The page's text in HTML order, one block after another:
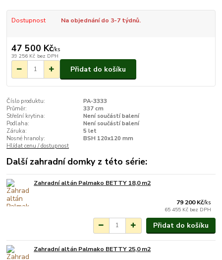
Dostupnost Na objednání do 3-7 týdnů.
47 500 Kč/ks
39 256 Kč bez DPH
Přidat do košíku
Číslo produktu:
PA-3333
Průměr:
337 cm
Střešní krytina:
Není součástí balení
Podlaha:
Není součástí balení
Záruka:
5 let
Nosné hranoly:
BSH 120x120 mm
Hlídat cenu / dostupnost
Další zahradní domky z této série:
Zahradní altán Palmako BETTY 18,0 m2
79 200 Kč/ks
65 455 Kč bez DPH
Přidat do košíku
Zahradní altán Palmako BETTY 25,0 m2